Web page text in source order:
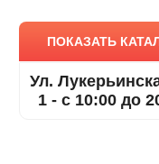
ПОКАЗАТЬ
Ул.
1 - с 10:00 до